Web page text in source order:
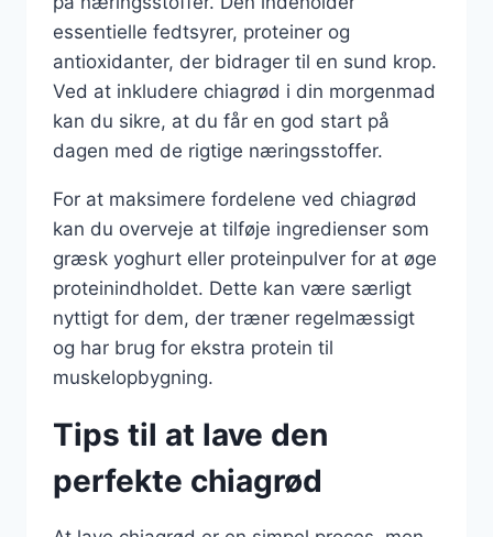
essentielle fedtsyrer, proteiner og
antioxidanter, der bidrager til en sund krop.
Ved at inkludere chiagrød i din morgenmad
kan du sikre, at du får en god start på
dagen med de rigtige næringsstoffer.
For at maksimere fordelene ved chiagrød
kan du overveje at tilføje ingredienser som
græsk yoghurt eller proteinpulver for at øge
proteinindholdet. Dette kan være særligt
nyttigt for dem, der træner regelmæssigt
og har brug for ekstra protein til
muskelopbygning.
Tips til at lave den
perfekte chiagrød